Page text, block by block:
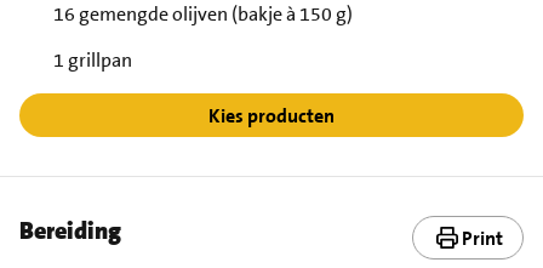
16 gemengde olijven (bakje à 150 g)
1 grillpan
Kies producten
Bereiding Print